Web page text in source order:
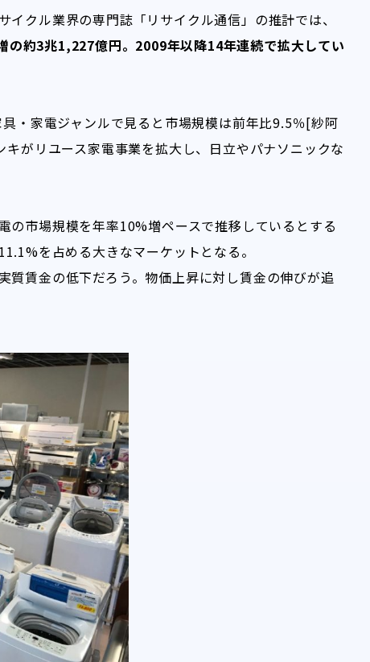
クル業界の専門誌「リサイクル通信」の推計では、
約3兆1,227億円。2009年以降14年連続で拡大してい
・家電ジャンルで見ると市場規模は前年比9.5％[紗阿
がリユース家電事業を拡大し、日立やパナソニックな
の市場規模を年率10%増ペースで推移しているとする
を占める大きなマーケットとなる。
質賃金の低下だろう。物価上昇に対し賃金の伸びが追